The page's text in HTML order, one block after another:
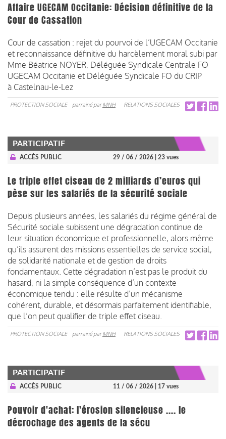
Affaire UGECAM Occitanie: Décision définitive de la
Cour de Cassation
Cour de cassation : rejet du pourvoi de l’UGECAM Occitanie
et reconnaissance définitive du harcèlement moral subi par
Mme Béatrice NOYER, Déléguée Syndicale Centrale FO
UGECAM Occitanie et Déléguée Syndicale FO du CRIP
à Castelnau-le-Lez
PROTECTION SOCIALE parrainé parMNH RELATIONS SOCIALES
PARTICIPATIF
ACCÈS PUBLIC 29 / 06 / 2026 | 23 vues
Le triple effet ciseau de 2 milliards d’euros qui
pèse sur les salariés de la sécurité sociale
Depuis plusieurs années, les salariés du régime général de
Sécurité sociale subissent une dégradation continue de
leur situation économique et professionnelle, alors même
qu’ils assurent des missions essentielles de service social,
de solidarité nationale et de gestion de droits
fondamentaux. Cette dégradation n’est pas le produit du
hasard, ni la simple conséquence d’un contexte
économique tendu : elle résulte d’un mécanisme
cohérent, durable, et désormais parfaitement identifiable,
que l’on peut qualifier de triple effet ciseau.
PROTECTION SOCIALE parrainé parMNH RELATIONS SOCIALES
PARTICIPATIF
ACCÈS PUBLIC 11 / 06 / 2026 | 17 vues
Pouvoir d'achat: l'érosion silencieuse .... le
décrochage des agents de la sécu